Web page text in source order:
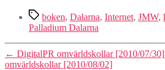
Etiketter
boken, Dalarna, Internet, JMW,
Palladium Dalarna
← DigitalPR omvärldskollar [2010/07/30]
omvärldskollar [2010/08/02]